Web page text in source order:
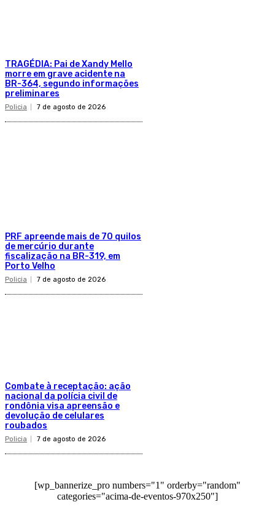
TRAGÉDIA: Pai de Xandy Mello
morre em grave acidente na
BR-364, segundo informações
preliminares
Policia 7 de agosto de 2026
PRF apreende mais de 70 quilos
de mercúrio durante
fiscalização na BR-319, em
Porto Velho
Policia 7 de agosto de 2026
Combate à receptação: ação
nacional da polícia civil de
rondônia visa apreensão e
devolução de celulares
roubados
Policia 7 de agosto de 2026
[wp_bannerize_pro numbers="1" orderby="random"
categories="acima-de-eventos-970x250"]